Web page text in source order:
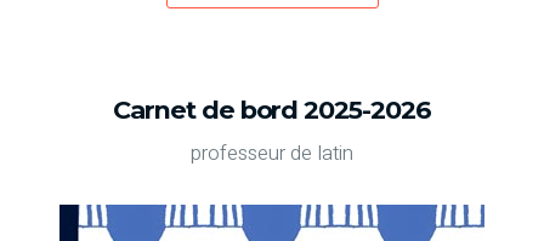
Carnet de bord 2025-2026
professeur de latin